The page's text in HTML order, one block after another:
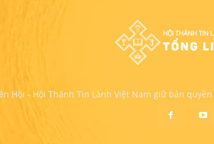
Hội - Hội Thánh Tin Lành Việt Nam giữ bản